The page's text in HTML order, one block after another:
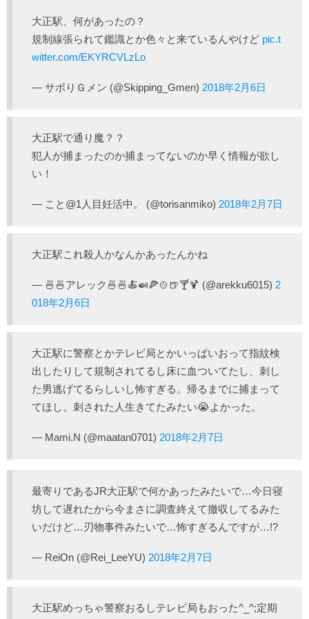
大正駅、何があったの？
規制線張られて鑑識とか色々と来ているんやけど pic.t
witter.com/EKYRCVLzLo
— サボりＧメン (@Skipping_Gmen) 2018年2月6日
大正駅で通り魔？？
犯人が捕まったのか捕まってないのか早く情報が欲し
い！
— こと@1人目妊活中。 (@torisanmiko) 2018年2月7日
大正駅これ殺人かなんかあったんかね
— 🍜🍜アレック🍜🍜🍝🍛🍕🍲🍺🍸🍹 (@arekku6015) 2
018年2月6日
大正駅に警察とかテレビ局とかいっぱいおって指紋検
出したりして規制されてるし床に血ついてたし、刺し
た男逃げてるらしいし怖すぎる。帰るまでに捕まって
てほし。刺された人生きてたみたい😭よかった。
— Mami.N (@maatan0701) 2018年2月7日
最寄りであるJR大正駅で何かあったみたいで…今日寝
坊して遅れたから今まさに調査終えて撤収してるみた
いだけど…刃物事件みたいで…怖すぎるんですが…!?
— ReiOn (@Rei_LeeYU) 2018年2月7日
大正駅めっちゃ警察おるしテレビ局もおった^_^;定期